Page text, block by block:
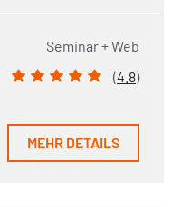
Seminar + Web
(4.8)
MEHR DETAILS